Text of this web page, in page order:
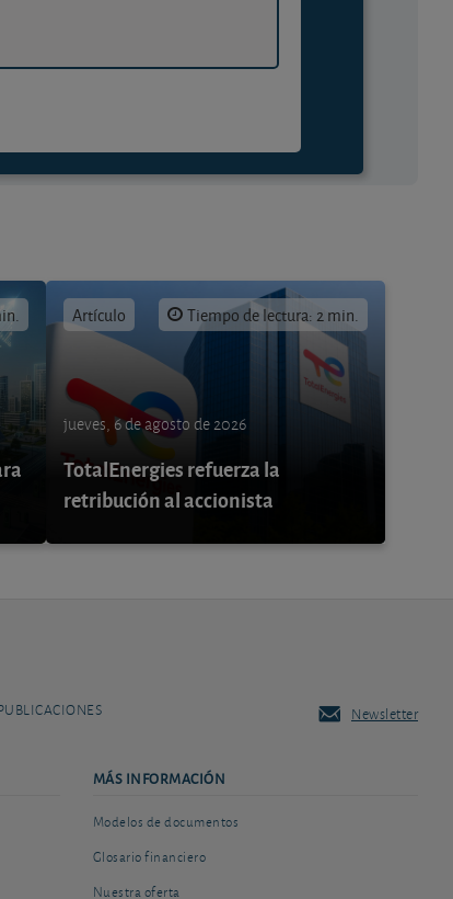
Artículo Tiempo de lectura: 2 min.
jueves, 6 de agosto de 2026
TotalEnergies refuerza la
retribución al accionista
Newsletter
MÁS INFORMACIÓN
Modelos de documentos
Glosario financiero
Nuestra oferta